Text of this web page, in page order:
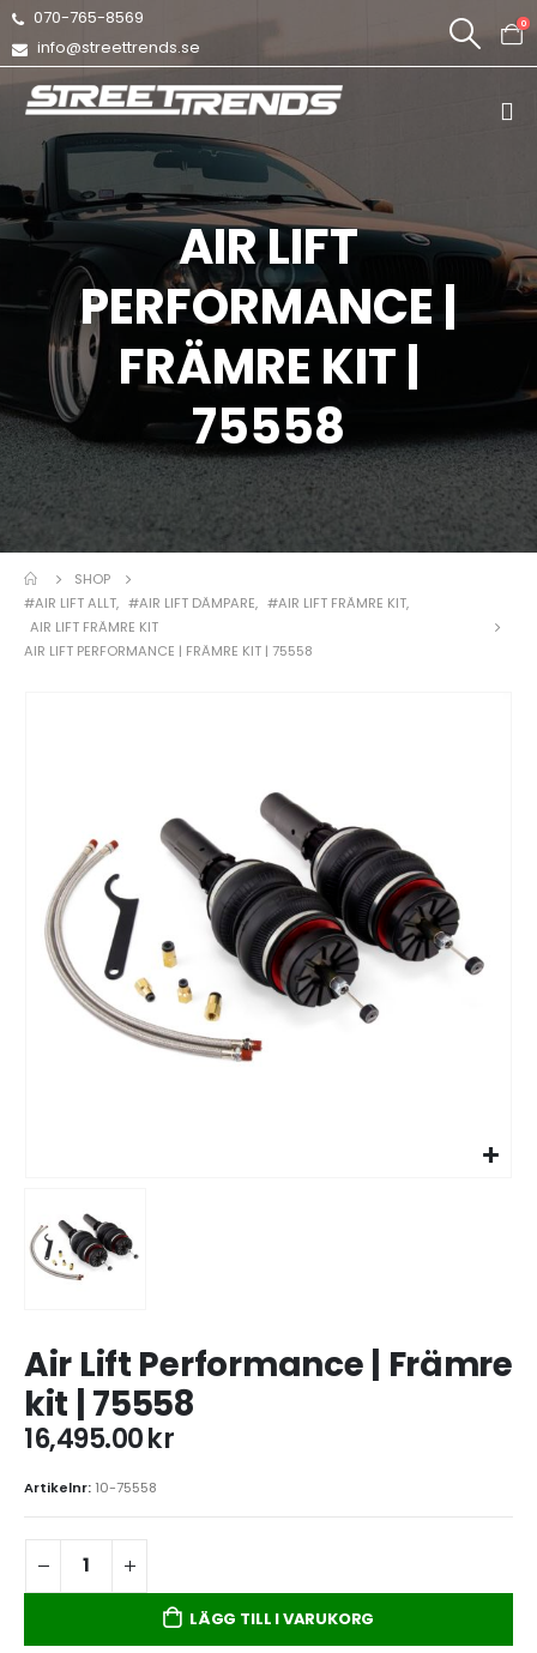
070-765-8569
info@streettrends.se
0
AIR LIFT
PERFORMANCE |
FRÄMRE KIT |
75558
SHOP
#AIR LIFT ALLT, #AIR LIFT DÄMPARE, #AIR LIFT FRÄMRE KIT,
AIR LIFT FRÄMRE KIT
AIR LIFT PERFORMANCE | FRÄMRE KIT | 75558
Air Lift Performance | Främre
kit | 75558
16,495.00kr
Artikelnr: 10-75558
LÄGG TILL I VARUKORG